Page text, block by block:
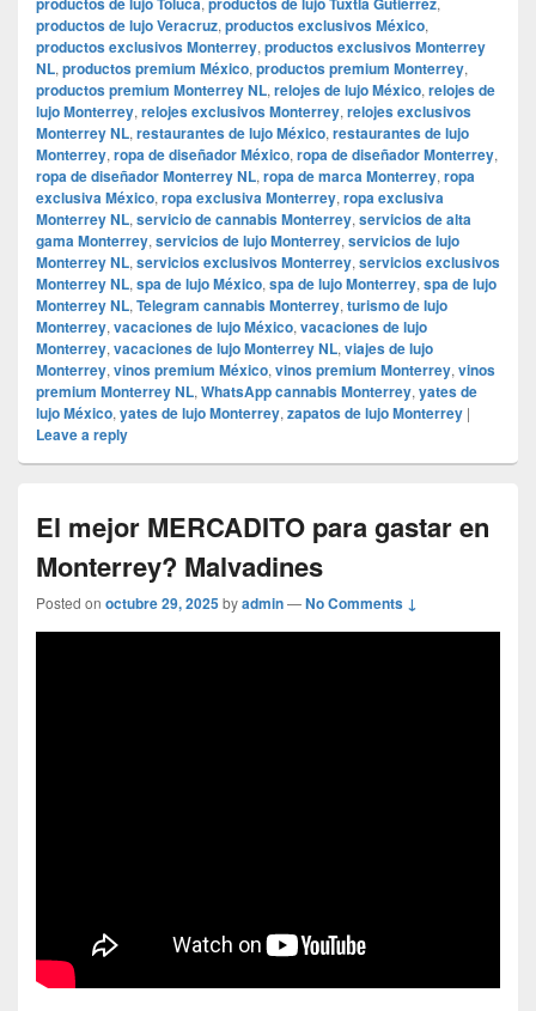
productos de lujo Veracruz, productos exclusivos México,
productos exclusivos Monterrey, productos exclusivos Monterrey
NL, productos premium México, productos premium Monterrey,
productos premium Monterrey NL, relojes de lujo México, relojes de
lujo Monterrey, relojes exclusivos Monterrey, relojes exclusivos
Monterrey NL, restaurantes de lujo México, restaurantes de lujo
Monterrey, ropa de diseñador México, ropa de diseñador Monterrey,
ropa de diseñador Monterrey NL, ropa de marca Monterrey, ropa
exclusiva México, ropa exclusiva Monterrey, ropa exclusiva
Monterrey NL, servicio de cannabis Monterrey, servicios de alta
gama Monterrey, servicios de lujo Monterrey, servicios de lujo
Monterrey NL, servicios exclusivos Monterrey, servicios exclusivos
Monterrey NL, spa de lujo México, spa de lujo Monterrey, spa de lujo
Monterrey NL, Telegram cannabis Monterrey, turismo de lujo
Monterrey, vacaciones de lujo México, vacaciones de lujo
Monterrey, vacaciones de lujo Monterrey NL, viajes de lujo
Monterrey, vinos premium México, vinos premium Monterrey, vinos
premium Monterrey NL, WhatsApp cannabis Monterrey, yates de
lujo México, yates de lujo Monterrey, zapatos de lujo Monterrey |
Leave a reply
El mejor MERCADITO para gastar en
Monterrey? Malvadines
Posted on octubre 29, 2025byadmin—No Comments ↓